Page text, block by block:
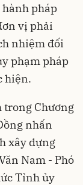
hành pháp
vị phải
nhiệm đối
phạm pháp
hiện.
trong Chương
nhấn
xây dựng
Nam - Phó
Tỉnh ủy